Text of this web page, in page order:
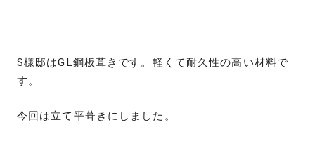
S様邸はGL鋼板葺きです。軽くて耐久性の高い材料で
す。
今回は立て平葺きにしました。